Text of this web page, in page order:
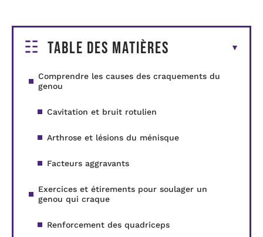
Table des matières
Comprendre les causes des craquements du
genou
Cavitation et bruit rotulien
Arthrose et lésions du ménisque
Facteurs aggravants
Exercices et étirements pour soulager un
genou qui craque
Renforcement des quadriceps